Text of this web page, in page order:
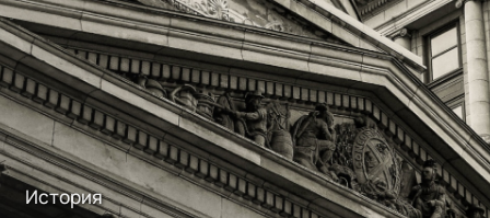
История